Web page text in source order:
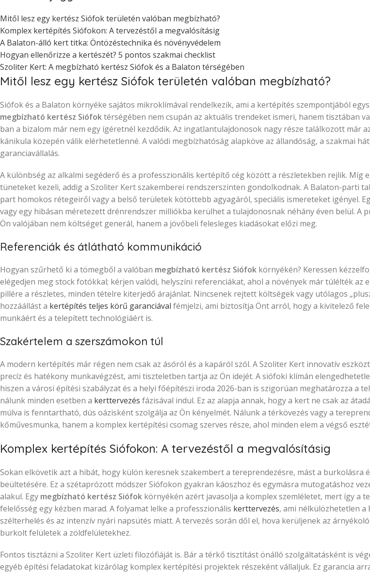
Mitől lesz egy kertész Siófok területén valóban megbízható?
Komplex kertépítés Siófokon: A tervezéstől a megvalósításig
A Balaton-álló kert titka: Öntözéstechnika és növényvédelem
Hogyan ellenőrizze a kertészét? 5 pontos szakmai checklist
Szoliter Kert: A megbízható kertész Siófok és a Balaton térségében
Mitől lesz egy kertész Siófok területén valóban megbízható?
Siófok és a Balaton környéke sajátos mikroklímával rendelkezik, ami a kertépítés szempontjából
megbízható kertész Siófoktérségében nem csupán az aktuális trendeket ismeri, hanem tisztában
ban a bizalom már nem egy ígéretnél kezdődik. Az ingatlantulajdonosok nagy része találkozott már
kánikula közepén válik elérhetetlenné. A valódi megbízhatóság alapköve az állandóság, a szakmai
garanciavállalás.
A különbség az alkalmi segéderő és a professzionális kertépítő cég között a részletekben rejlik. Míg
tüneteket kezeli, addig a Szoliter Kert szakemberei rendszerszinten gondolkodnak. A Balaton-parti
part homokos rétegeiről vagy a belső területek kötöttebb agyagáról, speciális ismereteket igényel.
vagy egy hibásan méretezett drénrendszer milliókba kerülhet a tulajdonosnak néhány éven belül. A
Ön valójában nem költséget generál, hanem a jövőbeli felesleges kiadásokat előzi meg.
Referenciák és átlátható kommunikáció
Hogyan szűrhető ki a tömegből a valóban megbízható kertész Siófok környékén? Keressen
elégedjen meg stock fotókkal; kérjen valódi, helyszíni referenciákat, ahol a növények már túlélték az
pillére a részletes, minden tételre kiterjedő árajánlat. Nincsenek rejtett költségek vagy utólagos
hozzáállást a kertépítés teljes körű garanciával fémjelzi, ami biztosítja Önt arról, hogy a kivitelező
munkáért és a telepített technológiáért is.
Szakértelem a szerszámokon túl
A modern kertépítés már régen nem csak az ásóról és a kapáról szól. A Szoliter Kert innovatív
precíz és hatékony munkavégzést, ami tiszteletben tartja az Ön idejét. A siófoki klímán
hiszen a városi építési szabályzat és a helyi főépítészi iroda 2026-ban is szigorúan meghatározza a
nálunk minden esetben a kerttervezés fázisával indul. Ez az alapja annak, hogy a kert ne csak az
múlva is fenntartható, dús oázisként szolgálja az Ön kényelmét. Nálunk a térkövezés vagy a
kőművesmunka, hanem a komplex kertépítési csomag szerves része, ahol minden elem a végső
Komplex kertépítés Siófokon: A tervezéstől a megvalósításig
Sokan elkövetik azt a hibát, hogy külön keresnek szakembert a tereprendezésre, mást a burkolásra
beültetésére. Ez a szétaprózott módszer Siófokon gyakran káoszhoz és egymásra mutogatáshoz
alakul. Egy megbízható kertész Siófok környékén azért javasolja a komplex szemléletet, mert így a
felelősség egy kézben marad. A folyamat lelke a professzionális kerttervezés, ami nélkülözhetetlen
szélterhelés és az intenzív nyári napsütés miatt. A tervezés során dől el, hova kerüljenek az
burkolt felületek a zöldfelületekhez.
Fontos tisztázni a Szoliter Kert üzleti filozófiáját is. Bár a térkő tisztítást önálló szolgáltatásként is
egyéb építési feladatokat kizárólag komplex kertépítési projektek részeként vállaljuk. Ez garancia